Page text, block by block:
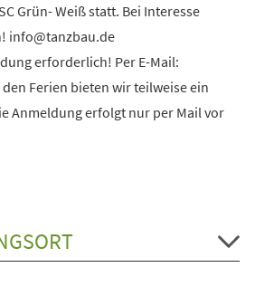
Grün- Weiß statt. Bei Interesse
info@tanzbau.de
erforderlich! Per E-Mail:
Ferien bieten wir teilweise ein
Anmeldung erfolgt nur per Mail vor